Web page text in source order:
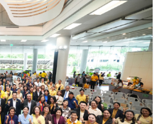
ผู้กำหนดอนาคต”
วมพลังนักธุรกิจทั่ว
ชุมใหญ่แห่งปี พบ CEO
ายทอดวิสัยทัศน์ธุรกิจ
ต “โชค รถแห่” ยกวง